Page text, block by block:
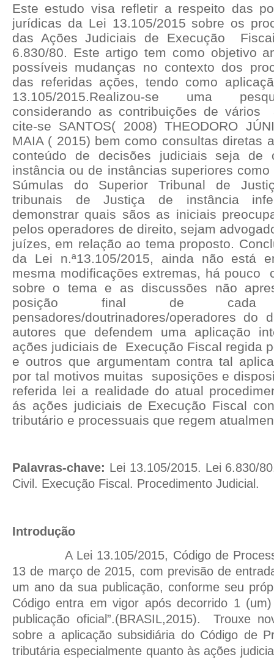
Este estudo visa refletir a respeito das
jurídicas da Lei 13.105/2015 sobre os
das Ações Judiciais de Execução
6.830/80. Este artigo tem como objetivo
possíveis mudanças no contexto dos
das referidas ações, tendo como
13.105/2015.Realizou-se uma
considerando as contribuições de vários
cite-se SANTOS( 2008) THEODORO
MAIA ( 2015) bem como consultas diretas
conteúdo de decisões judiciais seja de
instância ou de instâncias superiores
Súmulas do Superior Tribunal de
tribunais de Justiça de instância
demonstrar quais sãos as iniciais
pelos operadores de direito, sejam
juízes, em relação ao tema proposto.
da Lei n.ª13.105/2015, ainda não está
mesma modificações extremas, há pouco
sobre o tema e as discussões não
posição final de
pensadores/doutrinadores/operadores do
autores que defendem uma aplicação
ações judiciais de
Execução Fiscal regida
e outros que argumentam contra tal
por tal motivos muitas
suposições e
referida lei a realidade do atual
ás ações judiciais de Execução Fiscal
tributário e processuais que regem
Palavras-chave: Lei 13.105/2015. Lei 6.830/
Civil. Execução Fiscal. Procedimento Judicial.
Introdução
A Lei 13.105/2015, Código de
13 de março de 2015, com previsão de
um ano da sua publicação, conforme seu
Código entra em vigor após decorrido 1
publicação oficial”.(BRASIL,2015).
Trouxe
sobre a aplicação subsidiária do Código de
tributária especialmente quanto às ações